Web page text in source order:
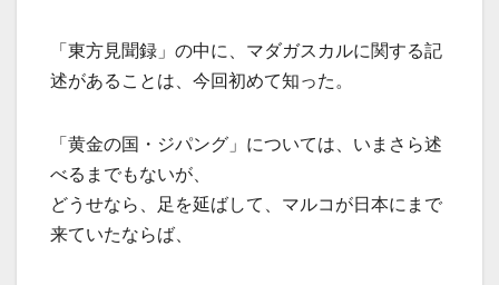
「東方見聞録」の中に、マダガスカルに関する記
述があることは、今回初めて知った。
「黄金の国・ジパング」については、いまさら述
べるまでもないが、
どうせなら、足を延ばして、マルコが日本にまで
来ていたならば、